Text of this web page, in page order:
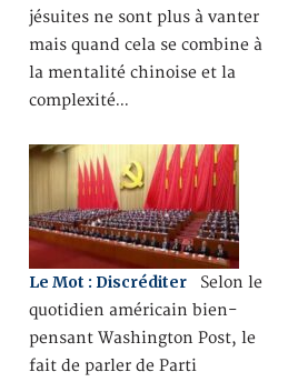
jésuites ne sont plus à vanter
mais quand cela se combine à
la mentalité chinoise et la
complexité…
Le Mot : Discréditer Selon le
quotidien américain bien-
pensant Washington Post, le
fait de parler de Parti